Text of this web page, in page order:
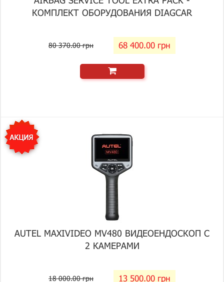
КОМПЛЕКТ ОБОРУДОВАНИЯ DIAGCAR
80 370.00 грн 68 400.00 грн
AUTEL MAXIVIDEO MV480 ВИДЕОЕНДОСКОП С
2 КАМЕРАМИ
18 000.00 грн 13 500.00 грн